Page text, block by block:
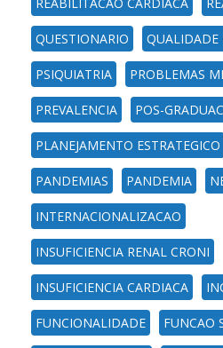
QUESTIONARIO QUALIDADE
PSIQUIATRIA PROBLEMAS
PREVALENCIA POS-
PLANEJAMENTO ESTRATEGICO
PANDEMIAS PANDEMIA
INTERNACIONALIZACAO
INSUFICIENCIA RENAL CRONI
INSUFICIENCIA CARDIACA
FUNCIONALIDADE FUNCAO